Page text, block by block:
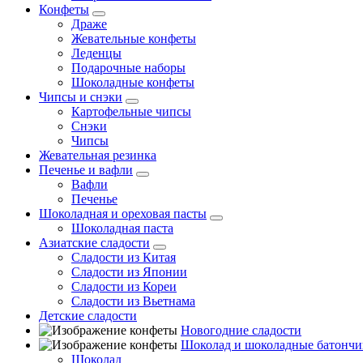
Конфеты
Драже
Жевательные конфеты
Леденцы
Подарочные наборы
Шоколадные конфеты
Чипсы и снэки
Картофельные чипсы
Снэки
Чипсы
Жевательная резинка
Печенье и вафли
Вафли
Печенье
Шоколадная и ореховая пасты
Шоколадная паста
Азиатские сладости
Сладости из Китая
Сладости из Японии
Сладости из Кореи
Сладости из Вьетнама
Детские сладости
Новогодние сладости
Шоколад и шоколадные
Шоколад